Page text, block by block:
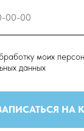
моих
данных
НА